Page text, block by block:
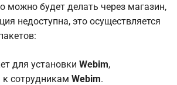
можно будет делать через магазин,
недоступна, это осуществляется
для установки Webim,
сотрудникам Webim.